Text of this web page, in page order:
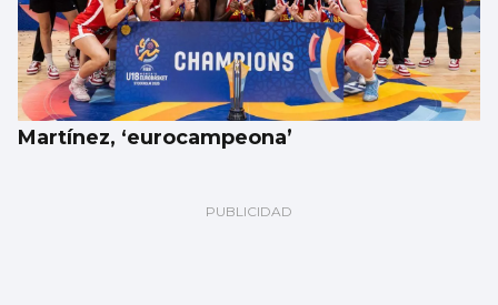
Martínez, ‘eurocampeona’